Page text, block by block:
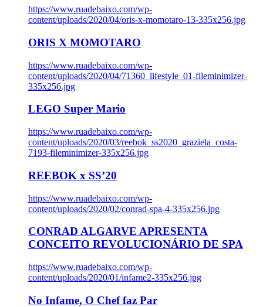
https://www.ruadebaixo.com/wp-
content/uploads/2020/04/oris-x-momotaro-13-335x256.jpg
ORIS X MOMOTARO
https://www.ruadebaixo.com/wp-
content/uploads/2020/04/71360_lifestyle_01-fileminimizer-
335x256.jpg
LEGO Super Mario
https://www.ruadebaixo.com/wp-
content/uploads/2020/03/reebok_ss2020_graziela_costa-
7193-fileminimizer-335x256.jpg
REEBOK x SS’20
https://www.ruadebaixo.com/wp-
content/uploads/2020/02/conrad-spa-4-335x256.jpg
CONRAD ALGARVE APRESENTA
CONCEITO REVOLUCIONÁRIO DE SPA
https://www.ruadebaixo.com/wp-
content/uploads/2020/01/infame2-335x256.jpg
No Infame, O Chef faz Par